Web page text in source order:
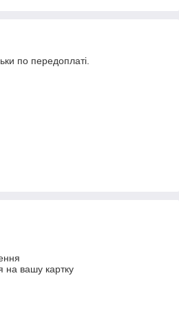
по передоплаті.
на вашу картку